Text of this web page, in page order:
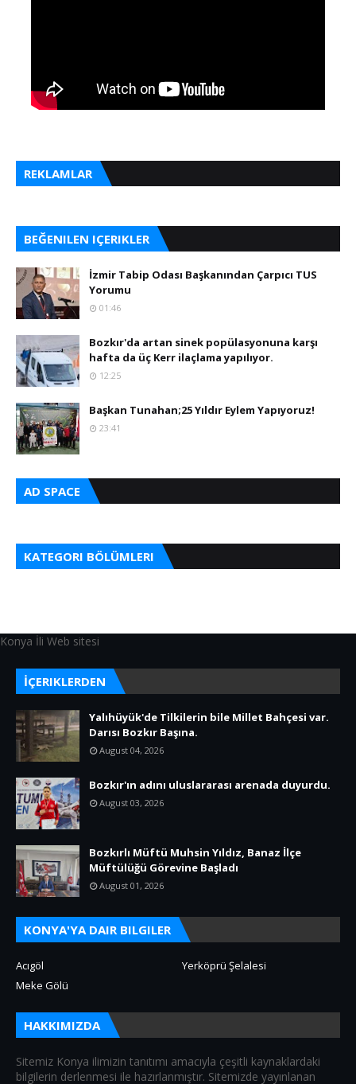
REKLAMLAR
BEĞENILEN IÇERIKLER
İzmir Tabip Odası Başkanından Çarpıcı TUS
Yorumu
01:46
Bozkır'da artan sinek popülasyonuna karşı
hafta da üç Kerr ilaçlama yapılıyor.
12:25
Başkan Tunahan;25 Yıldır Eylem Yapıyoruz!
23:41
AD SPACE
KATEGORI BÖLÜMLERI
Konya İli Web sitesi
İÇERIKLERDEN
Yalıhüyük'de Tilkilerin bile Millet Bahçesi var.
Darısı Bozkır Başına.
August 04, 2026
Bozkır'ın adını uluslararası arenada duyurdu.
August 03, 2026
Bozkırlı Müftü Muhsin Yıldız, Banaz İlçe
Müftülüğü Görevine Başladı
August 01, 2026
KONYA'YA DAIR BILGILER
Acıgöl
Yerköprü Şelalesi
Meke Gölü
HAKKIMIZDA
Sitemiz Konya ilimizin tanıtımı amacıyla çeşitli kaynaklardaki
bilgilerin derlenmesi ile hazırlanmıştır. Sitemizde yayınlanan